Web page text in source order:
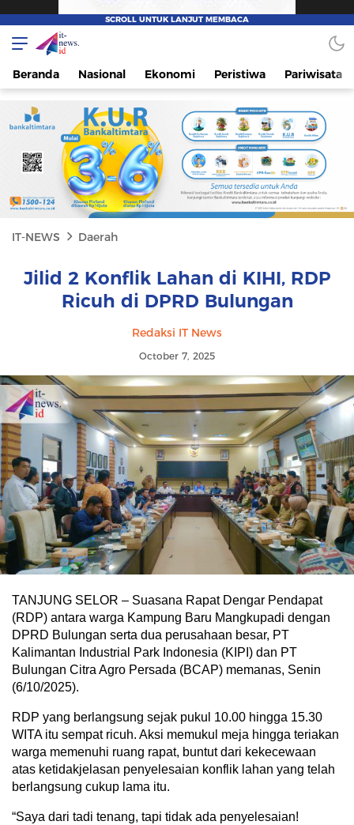
IT-NEWS
Update Cepat, Cerdas, dan Terpercaya
Beranda Nasional Ekonomi Peristiwa Pariwisata
IT-NEWS Daerah
Jilid 2 Konflik Lahan di KIHI, RDP
Ricuh di DPRD Bulungan
Redaksi IT News
October 7, 2025
TANJUNG SELOR – Suasana Rapat Dengar Pendapat
(RDP) antara warga Kampung Baru Mangkupadi dengan
DPRD Bulungan serta dua perusahaan besar, PT
Kalimantan Industrial Park Indonesia (KIPI) dan PT
Bulungan Citra Agro Persada (BCAP) memanas, Senin
(6/10/2025).
RDP yang berlangsung sejak pukul 10.00 hingga 15.30
WITA itu sempat ricuh. Aksi memukul meja hingga teriakan
warga memenuhi ruang rapat, buntut dari kekecewaan
atas ketidakjelasan penyelesaian konflik lahan yang telah
berlangsung cukup lama itu.
“Saya dari tadi tenang, tapi tidak ada penyelesaian!